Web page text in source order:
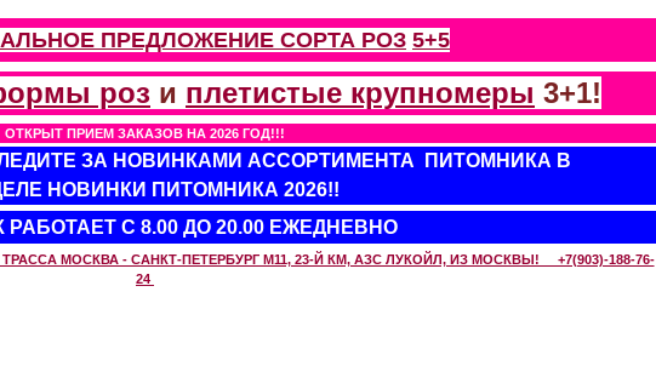
ПРЕДЛОЖЕНИЕ СОРТА РОЗ 5+5
роз и плетистые крупномеры 3+1!
ОТКРЫТ ПРИЕМ ЗАКАЗОВ НА 2026 ГОД!!!
ЗА НОВИНКАМИ АССОРТИМЕНТА ПИТОМНИКА В
НОВИНКИ ПИТОМНИКА 2026!!
С 8.00 ДО 20.00 ЕЖЕДНЕВНО
МОСКВА - САНКТ-ПЕТЕРБУРГ М11, 23-Й КМ, АЗС ЛУКОЙЛ, ИЗ МОСКВЫ! +7(903)-188-76-
24